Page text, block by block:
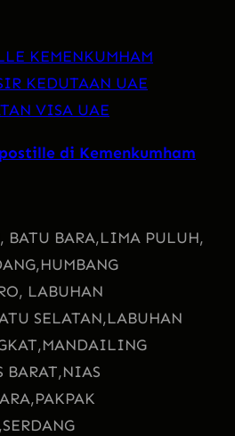
KEMENKUMHAM
KEDUTAAN UAE
VISA UAE
di Kemenkumham
BATU BARA,LIMA PULUH,
HUMBANG
LABUHAN
SELATAN,LABUHAN
MANDAILING
BARAT,NIAS
PAKPAK
SERDANG